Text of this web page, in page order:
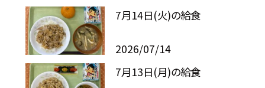
7月14日(火)の給食
2026/07/14
7月13日(月)の給食